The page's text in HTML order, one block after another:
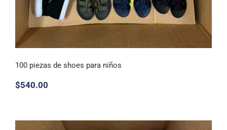
100 piezas de shoes para niños
$540.00